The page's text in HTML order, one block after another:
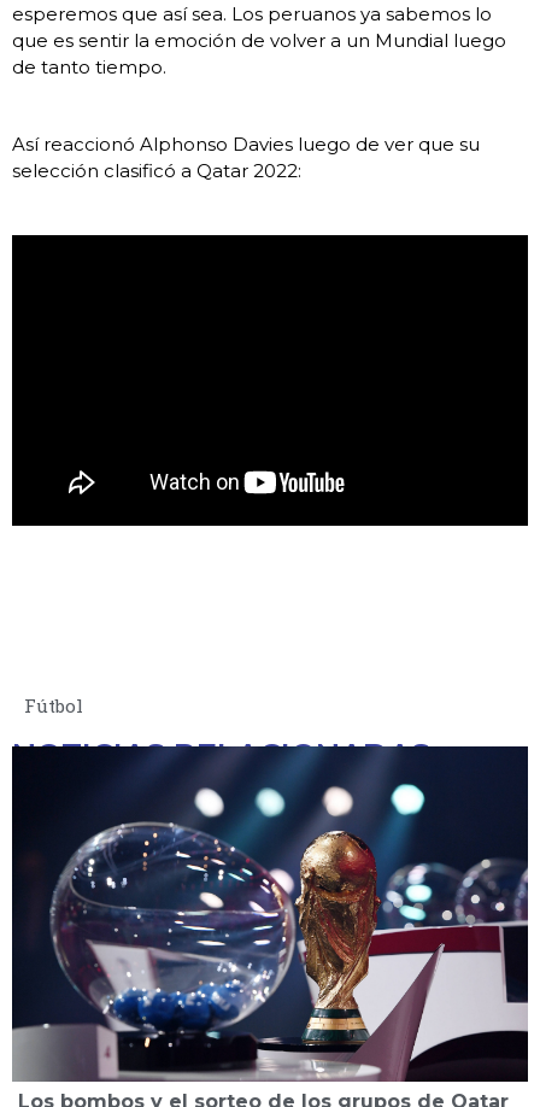
esperemos que así sea. Los peruanos ya sabemos lo
que es sentir la emoción de volver a un Mundial luego
de tanto tiempo.
Así reaccionó Alphonso Davies luego de ver que su
selección clasificó a Qatar 2022:
Fútbol
NOTICIAS RELACIONADAS
Los bombos y el sorteo de los grupos de Qatar